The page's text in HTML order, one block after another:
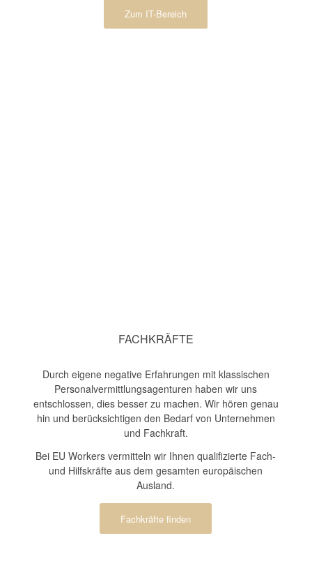
Zum IT-Bereich
FACHKRÄFTE
Durch eigene negative Erfahrungen mit klassischen
Personalvermittlungsagenturen haben wir uns
entschlossen, dies besser zu machen. Wir hören genau
hin und berücksichtigen den Bedarf von Unternehmen
und Fachkraft.
Bei EU Workers vermitteln wir Ihnen qualifizierte Fach-
und Hilfskräfte aus dem gesamten europäischen
Ausland.
Fachkräfte finden